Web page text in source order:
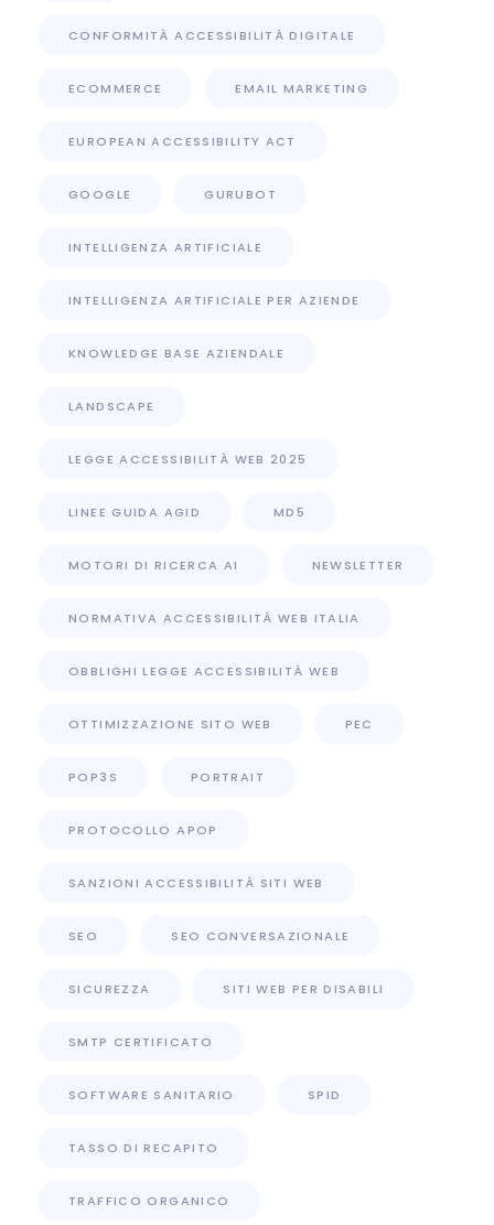
CONFORMITÀ ACCESSIBILITÀ DIGITALE
ECOMMERCE EMAIL MARKETING
EUROPEAN ACCESSIBILITY ACT
GOOGLE GURUBOT
INTELLIGENZA ARTIFICIALE
INTELLIGENZA ARTIFICIALE PER AZIENDE
KNOWLEDGE BASE AZIENDALE
LANDSCAPE
LEGGE ACCESSIBILITÀ WEB 2025
LINEE GUIDA AGID MD5
MOTORI DI RICERCA AI NEWSLETTER
NORMATIVA ACCESSIBILITÀ WEB ITALIA
OBBLIGHI LEGGE ACCESSIBILITÀ WEB
OTTIMIZZAZIONE SITO WEB PEC
POP3S PORTRAIT
PROTOCOLLO APOP
SANZIONI ACCESSIBILITÀ SITI WEB
SEO SEO CONVERSAZIONALE
SICUREZZA SITI WEB PER DISABILI
SMTP CERTIFICATO
SOFTWARE SANITARIO SPID
TASSO DI RECAPITO
TRAFFICO ORGANICO